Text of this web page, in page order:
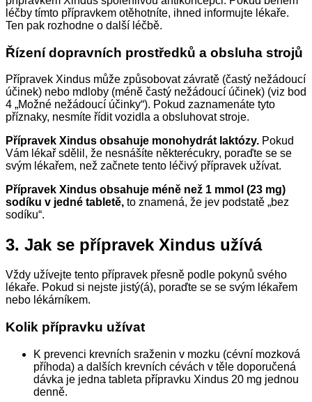
léčby tímto přípravkem otěhotníte, ihned informujte lékaře.
Ten pak rozhodne o další léčbě.
Řízení dopravních prostředků a obsluha strojů
Přípravek Xindus může způsobovat závratě (častý nežádoucí
účinek) nebo mdloby (méně častý nežádoucí účinek) (viz bod
4 „Možné nežádoucí účinky“). Pokud zaznamenáte tyto
příznaky, nesmíte řídit vozidla a obsluhovat stroje.
Přípravek Xindus obsahuje monohydrát laktózy. Pokud
Vám lékař sdělil, že nesnášíte některécukry, poraďte se se
svým lékařem, než začnete tento léčivý přípravek užívat.
Přípravek Xindus obsahuje méně než 1 mmol (23 mg)
sodíku v jedné tabletě, to znamená, že jev podstatě „bez
sodíku“.
3. Jak se přípravek Xindus užívá
Vždy užívejte tento přípravek přesně podle pokynů svého
lékaře. Pokud si nejste jistý(á), poraďte se se svým lékařem
nebo lékárníkem.
Kolik přípravku užívat
K prevenci krevních sraženin v mozku (cévní mozková
příhoda) a dalších krevních cévách v těle doporučená
dávka je jedna tableta přípravku Xindus 20 mg jednou
denně.